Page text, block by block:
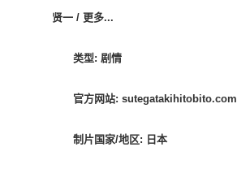
贤一 / 更多...
类型: 剧情
官方网站: sutegatakihitobito.com
制片国家/地区: 日本